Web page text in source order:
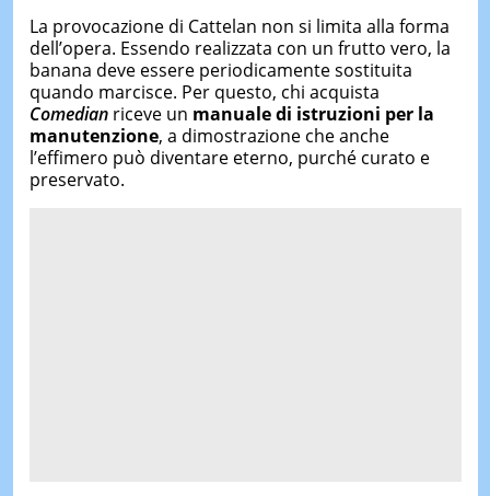
La provocazione di Cattelan non si limita alla forma
dell’opera. Essendo realizzata con un frutto vero, la
banana deve essere periodicamente sostituita
quando marcisce. Per questo, chi acquista
Comedianriceve un manuale di istruzioni per la
manutenzione, a dimostrazione che anche
l’effimero può diventare eterno, purché curato e
preservato.